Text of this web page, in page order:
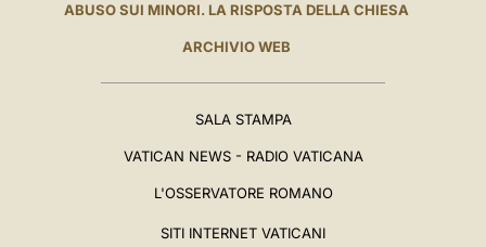
ABUSO SUI MINORI. LA RISPOSTA DELLA CHIESA
ARCHIVIO WEB
SALA STAMPA
VATICAN NEWS - RADIO VATICANA
L'OSSERVATORE ROMANO
SITI INTERNET VATICANI